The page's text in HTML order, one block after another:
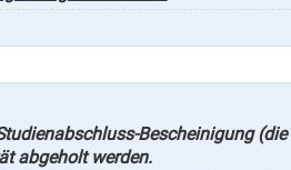
Bescheinigung
abgeholt werden.